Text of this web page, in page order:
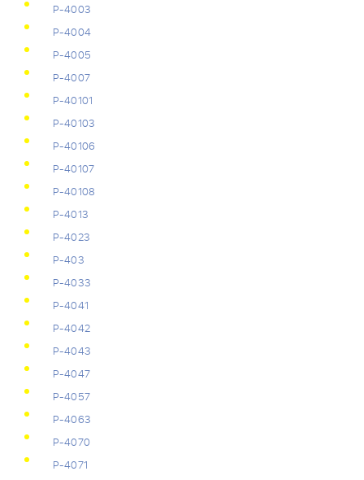
Р-4003
Р-4004
Р-4005
Р-4007
Р-40101
Р-40103
Р-40106
Р-40107
Р-40108
Р-4013
Р-4023
Р-403
Р-4033
Р-4041
Р-4042
Р-4043
Р-4047
Р-4057
Р-4063
Р-4070
Р-4071